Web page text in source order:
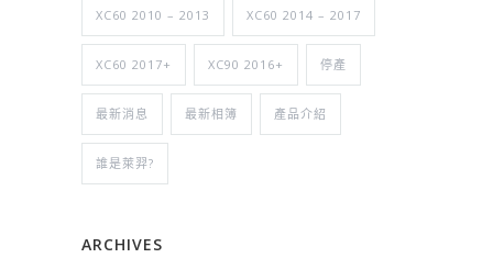
XC60 2010 – 2013 XC60 2014 – 2017
XC60 2017+ XC90 2016+ 停產
最新消息 最新相簿 產品介紹
誰是萊羿?
ARCHIVES